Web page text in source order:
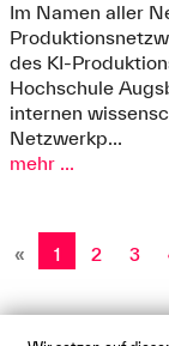
Im Namen aller
des KI-
Hochschule
internen
Netzwerkp...
mehr ...
« 1 2 3